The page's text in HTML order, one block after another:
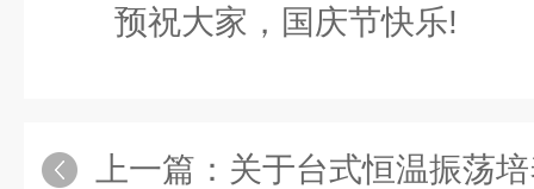
预祝大家，国庆节快乐!
上一篇： 关于台式恒温振荡